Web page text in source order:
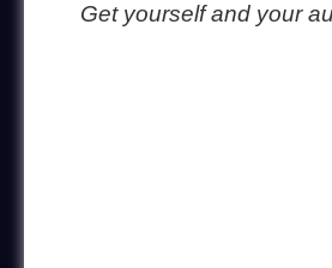
Get yourself and your